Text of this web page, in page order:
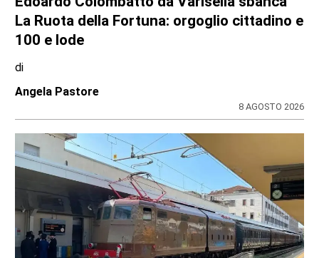
La Ruota della Fortuna: orgoglio cittadino e
100 e lode
di
Angela Pastore
8 AGOSTO 2026